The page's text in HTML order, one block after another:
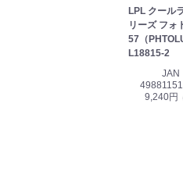
LPL クール
リーズ フォ
57（
L18815-2
JAN
9,240円